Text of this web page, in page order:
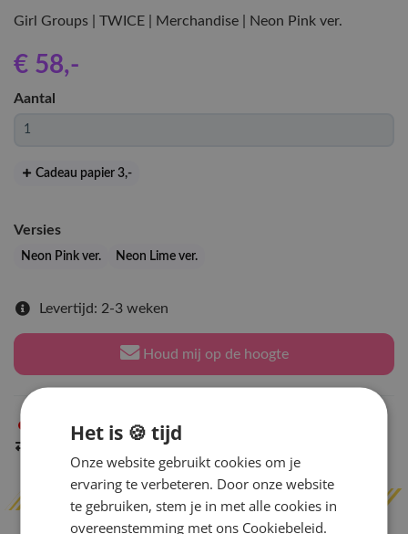
Girl Groups | TWICE | Merchandise | Neon Pink ver.
€ 58,-
Aantal
Cadeau papier 3,-
Versies
Neon Pink ver. Neon Lime ver.
Levertijd: 2-3 weken
Houd mij op de hoogte
Niet op voorraad in Arnhem
binnen 2 werkdagen
Het is 🍪 tijd
Onze website gebruikt cookies om je
ervaring te verbeteren. Door onze website
te gebruiken, stem je in met alle cookies in
overeenstemming met ons Cookiebeleid.